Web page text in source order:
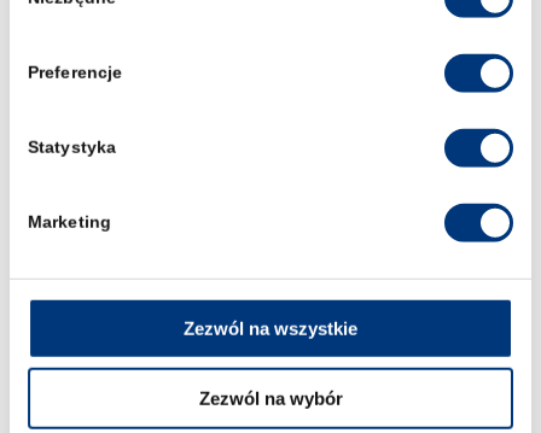
Preferencje
Statystyka
Marketing
Zezwól na wszystkie
Zezwól na wybór